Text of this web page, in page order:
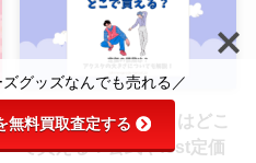
席ブロックを調査
哉の好きなタイプはどんな
恋愛観や結婚感とは？現在
いるの？
ジャニーズアクスタはどこ
で買える？公式やfest定価
グッズなんでも売れる／
無料買取査定する